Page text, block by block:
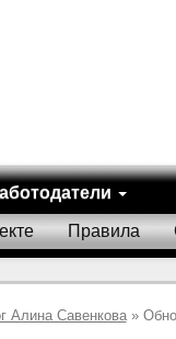
Правила
Алина Савенкова»